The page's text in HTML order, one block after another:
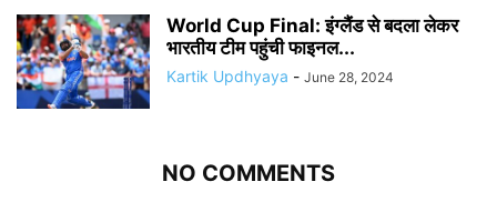
World Cup Final: इंग्लैंड से बदला लेकर
भारतीय टीम पहुंची फाइनल...
Kartik Updhyaya - June 28, 2024
NO COMMENTS